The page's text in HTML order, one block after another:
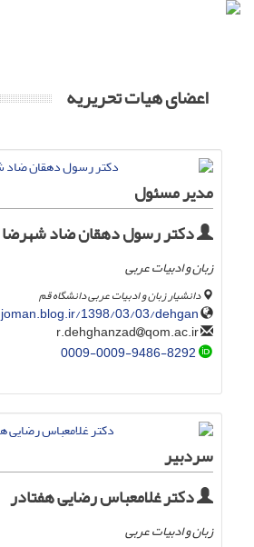
اعضای هیات تحریریه
مدیر مسئول
دکتر رسول دهقان ضاد شهرضا
زبان و ادبیات عربی
دانشیار زبان و ادبیات عربی دانشگاه قم
1398/03/03/dehgan
qom.ac.ir
0009-0009-9486-8292
سردبیر
دکتر غلامعباس رضایی هفتادر
زبان و ادبیات عربی